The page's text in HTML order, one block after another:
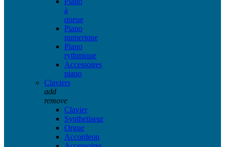
à
queue
Piano
numerique
Piano
rythmique
Accessoires
piano
Claviers
add
remove
Clavier
Synthetiseur
Orgue
Accordeon